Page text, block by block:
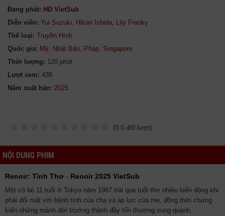
Đang phát: HD VietSub
Diễn viên: Yui Suzuki, Hikari Ishida, Lily Franky
Thể loại: Truyền Hình
Quốc gia: Mỹ, Nhật Bản, Pháp, Singapore
Thời lượng: 120 phút
Lượt xem: 438
Năm xuất bản:
(0.0 đ/0 lượt)
NỘI DUNG PHIM
Renoir: Tình Thơ - Renoir 2025 VietSub
Một cô bé 11 tuổi ở Tokyo năm 1987 trải qua tuổi thơ nhiều biến động khi
phải đối mặt với bệnh tình của cha và áp lực của mẹ, đồng thời chứng
kiến những mảnh đời trưởng thành đầy tổn thương xung quanh.